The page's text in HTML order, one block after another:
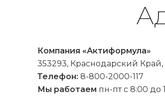
Компания «Актиформула»
353293, Краснодарский Край,
Телефон: 8-800-2000-117
Мы работаем пн-пт с 8:00 до